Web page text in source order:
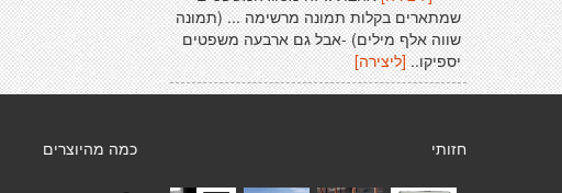
שמתארים בקלות תמונה מרשימה ... (תמונה
שווה אלף מילים) -אבל גם ארבעה משפטים
יספיקו.. [ליצירה]
כמה מהיוצרים חזותי